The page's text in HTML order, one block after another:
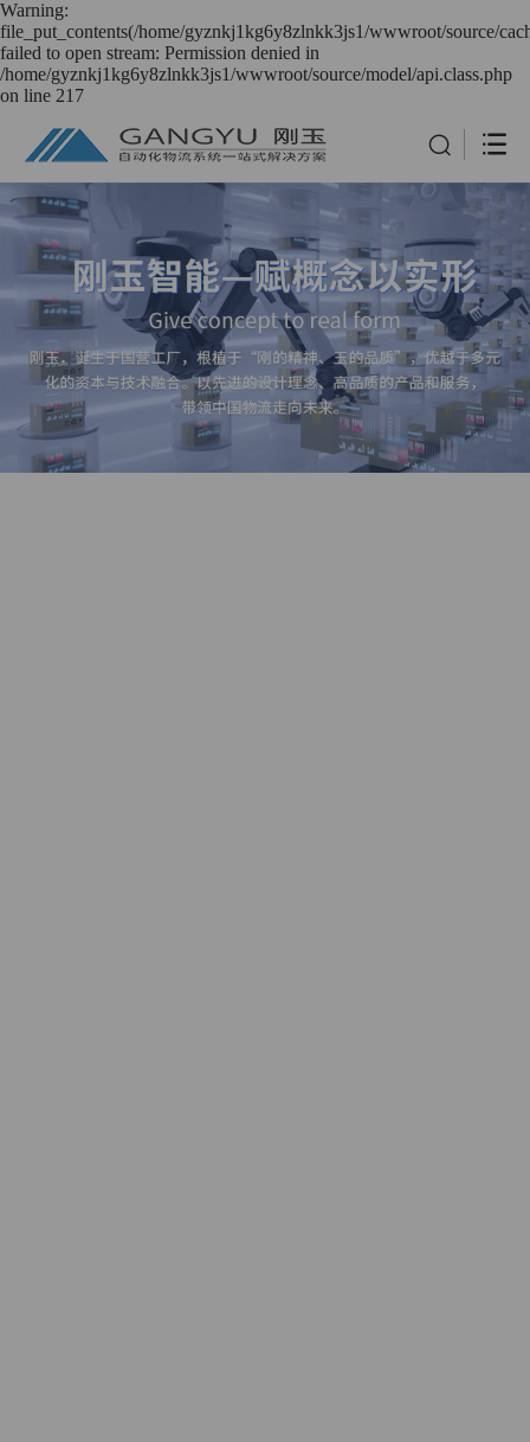
Warning:
file_put_contents(/home/gyznkj1kg6y8zlnkk3js1/wwwroot/source/
failed to open stream: Permission denied in
/home/gyznkj1kg6y8zlnkk3js1/wwwroot/source/model/api.class.php
on line 217